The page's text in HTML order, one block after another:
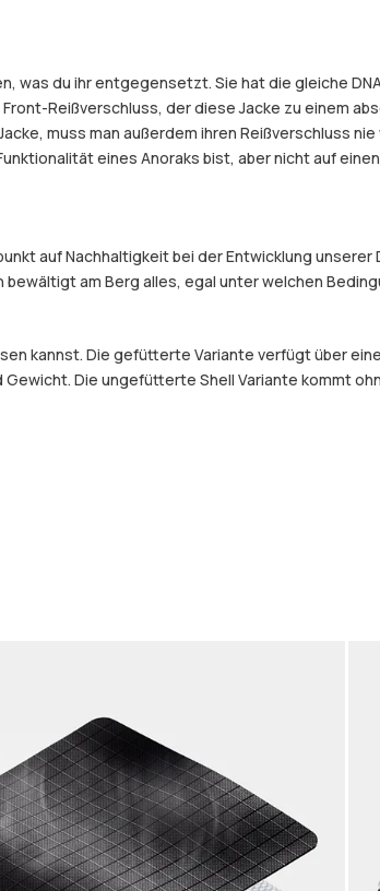
du ihr entgegensetzt. Sie hat die gleiche
Reißverschluss, der diese Jacke zu einem
muss man außerdem ihren Reißverschluss
eines Anoraks bist, aber nicht auf
auf Nachhaltigkeit bei der Entwicklung
am Berg alles, egal unter welchen
kannst. Die gefütterte Variante verfügt über
Die ungefütterte Shell Variante kommt